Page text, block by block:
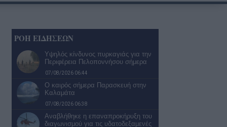
ΡΟΗ ΕΙΔΗΣΕΩΝ
Υψηλός κίνδυνος πυρκαγιάς για την
Περιφέρεια Πελοποννήσου σήμερα
07/08/2026 06:44
Ο καιρός σήμερα Παρασκευή στην
Καλαμάτα
07/08/2026 06:38
Αναβλήθηκε η επαναπροκήρυξη του
διαγωνισμού για τις υδατοδεξαμενές